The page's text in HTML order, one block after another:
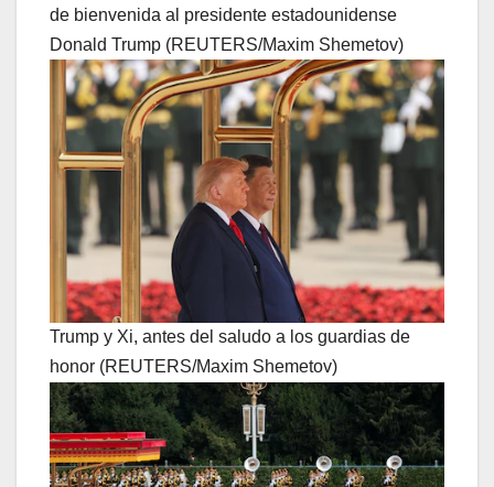
de bienvenida al presidente estadounidense
Donald Trump (REUTERS/Maxim Shemetov)
Trump y Xi, antes del saludo a los guardias de
honor (REUTERS/Maxim Shemetov)